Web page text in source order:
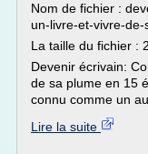
Nom de fichier :
un-livre-et-vivre-
La taille du fichier :
Devenir écrivain:
de sa plume en 15
connu comme un
Lire la suite